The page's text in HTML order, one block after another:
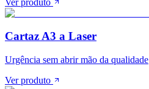
Cartaz A3 a Laser
Urgência sem abrir mão da qualidade
Ver produto